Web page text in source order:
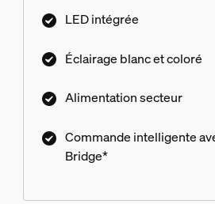
LED intégrée
Éclairage blanc et coloré
Alimentation secteur
Commande intelligente
Bridge*